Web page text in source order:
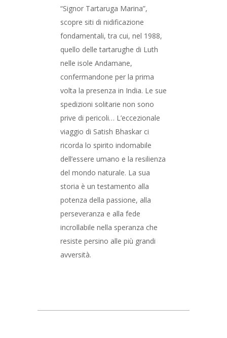
“Signor Tartaruga Marina”,
scopre siti di nidificazione
fondamentali, tra cui, nel 1988,
quello delle tartarughe di Luth
nelle isole Andamane,
confermandone per la prima
volta la presenza in India. Le sue
spedizioni solitarie non sono
prive di pericoli… L’eccezionale
viaggio di Satish Bhaskar ci
ricorda lo spirito indomabile
dell’essere umano e la resilienza
del mondo naturale. La sua
storia è un testamento alla
potenza della passione, alla
perseveranza e alla fede
incrollabile nella speranza che
resiste persino alle più grandi
avversità.